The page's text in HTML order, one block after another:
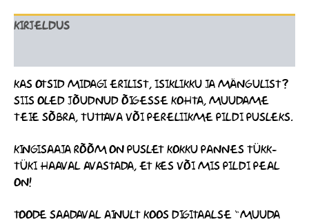
KIRJELDUS
KAS OTSID MIDAGI ERILIST, ISIKLIKKU JA MÄNGULIST?
SIIS OLED JÕUDNUD ÕIGESSE KOHTA, MUUDAME
TEIE SÕBRA, TUTTAVA VÕI PERELIIKME PILDI PUSLEKS.
KINGISAAJA RÕÕM ON PUSLET KOKKU PANNES TÜKK-
TÜKI HAAVAL AVASTADA, ET KES VÕI MIS PILDI PEAL
ON!
TOODE SAADAVAL AINULT KOOS DIGITAALSE “MUUDA